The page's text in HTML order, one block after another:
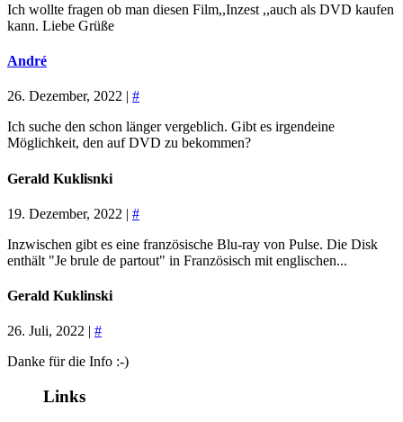
Ich wollte fragen ob man diesen Film,,Inzest ,,auch als DVD kaufen
kann. Liebe Grüße
André
26. Dezember, 2022 | #
Ich suche den schon länger vergeblich. Gibt es irgendeine
Möglichkeit, den auf DVD zu bekommen?
Gerald Kuklisnki
19. Dezember, 2022 | #
Inzwischen gibt es eine französische Blu-ray von Pulse. Die Disk
enthält "Je brule de partout" in Französisch mit englischen...
Gerald Kuklinski
26. Juli, 2022 | #
Danke für die Info :-)
Links